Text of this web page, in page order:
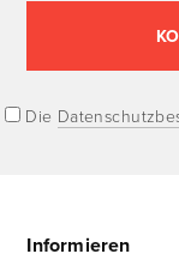
Die
Informieren